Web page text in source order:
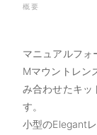
概要
マニュアルフ
Mマウントレン
み合わせたキッ
す。
小型のElegant